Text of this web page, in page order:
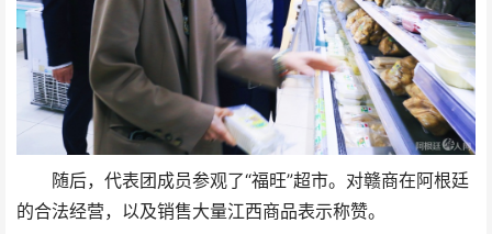
随后，代表团成员参观了“福旺”超市。对赣商在阿根廷
的合法经营，以及销售大量江西商品表示称赞。